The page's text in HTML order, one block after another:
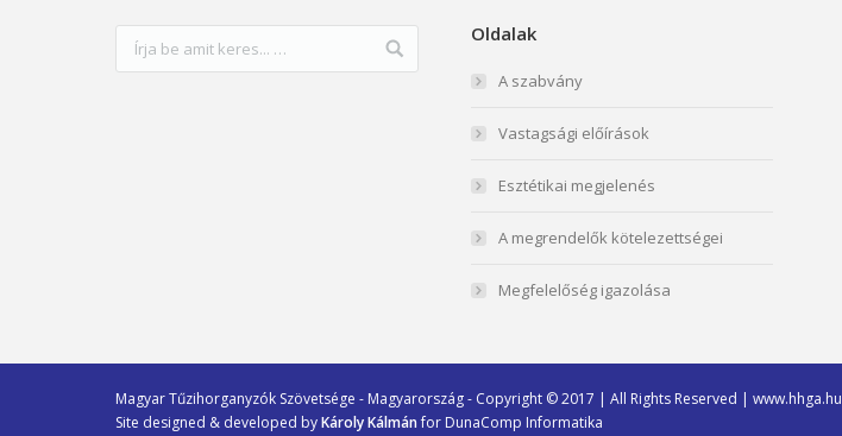
Oldalak
A szabvány
Vastagsági előírások
Esztétikai megjelenés
A megrendelők kötelezettségei
Megfelelőség igazolása
Magyar Tűzihorganyzók Szövetsége - Magyarország - Copyright © 2017 | All Rights Reserved | www.hhga.hu
Site designed & developed byKároly Kálmánfor DunaComp Informatika